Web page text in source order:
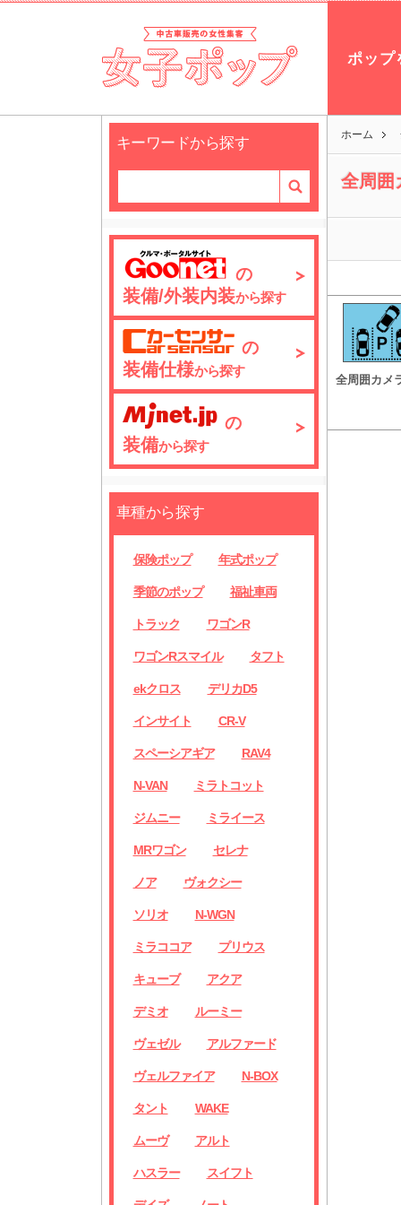
ホーム
全周囲
全周囲カメ
キーワードから探す
の
装備/外装内装から探す
の
装備仕様から探す
の
装備から探す
車種から探す
保険ポップ 年式ポップ
季節のポップ 福祉車両
トラック ワゴンR
ワゴンRスマイル タフト
ekクロス デリカD5
インサイト CR-V
スペーシアギア RAV4
N-VAN ミラトコット
ジムニー ミライース
MRワゴン セレナ
ノア ヴォクシー
ソリオ N-WGN
ミラココア プリウス
キューブ アクア
デミオ ルーミー
ヴェゼル アルファード
ヴェルファイア N-BOX
タント WAKE
ムーヴ アルト
ハスラー スイフト
ポップ